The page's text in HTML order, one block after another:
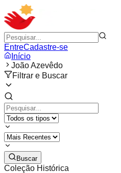
EntreCadastre-se
Início
João Azevêdo
Filtrar e Buscar
Buscar
Coleção Histórica